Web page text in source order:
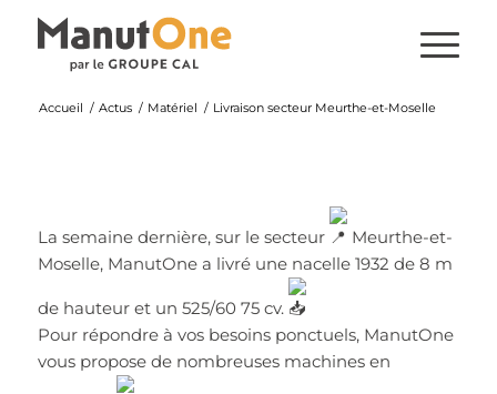
Accueil / Actus / Matériel / Livraison secteur Meurthe-et-Moselle
La semaine dernière, sur le secteur
Meurthe-et-
Moselle, ManutOne a livré une nacelle 1932 de 8 m
de hauteur et un 525/60 75 cv.
Pour répondre à vos besoins ponctuels, ManutOne
vous propose de nombreuses machines en